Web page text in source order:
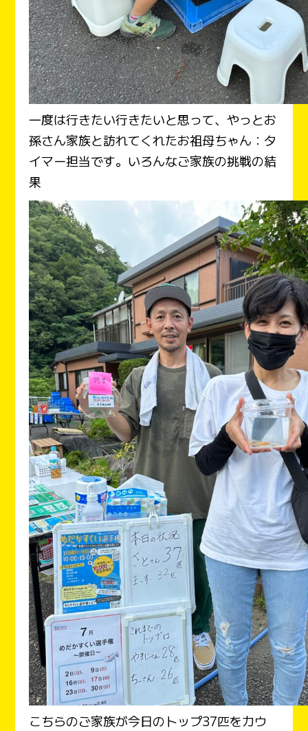
一度は行きたい行きたいと思って、やっとお
孫さん家族と訪れてくれたお祖母ちゃん：タ
イマー担当です。いろんなご家族の挑戦の結
果
こちらのご家族が今日のトップ37匹をカウ